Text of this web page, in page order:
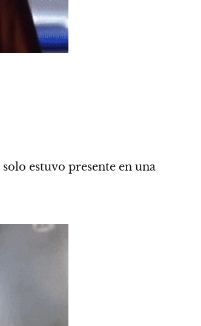
solo estuvo presente en una